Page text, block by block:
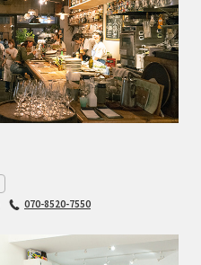
070-8520-7550